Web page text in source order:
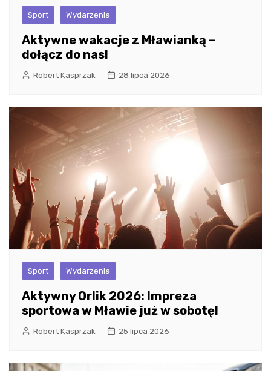
Sport Wydarzenia
Aktywne wakacje z Mławianką –
dołącz do nas!
Robert Kasprzak 28 lipca 2026
Sport Wydarzenia
Aktywny Orlik 2026: Impreza
sportowa w Mławie już w sobotę!
Robert Kasprzak 25 lipca 2026